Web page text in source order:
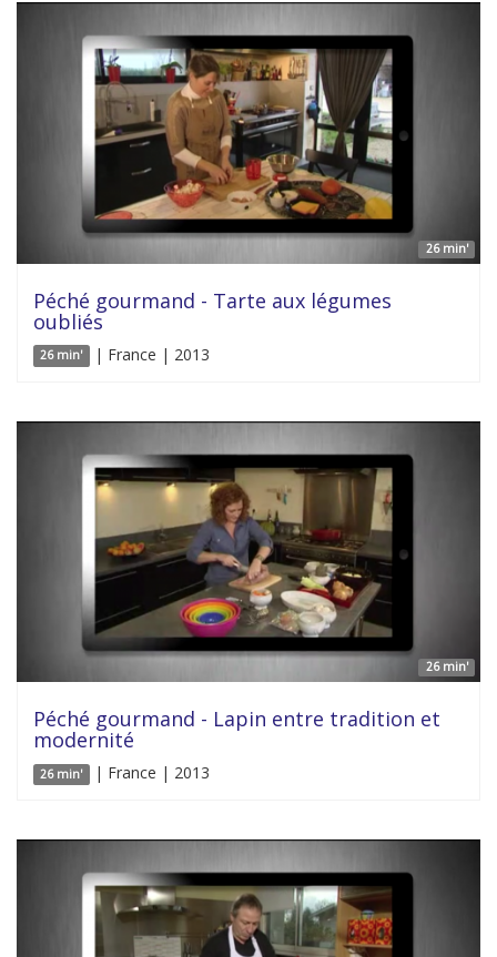
26 min'
Péché gourmand - Tarte aux légumes
oubliés
26 min' | France | 2013
26 min'
Péché gourmand - Lapin entre tradition et
modernité
26 min' | France | 2013